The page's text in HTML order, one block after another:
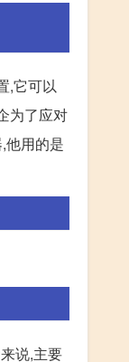
,它可以
为了应对
他用的是
说,主要